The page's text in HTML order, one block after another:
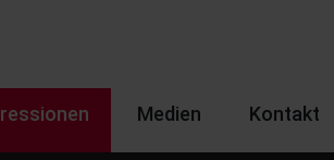
Medien Kontakt